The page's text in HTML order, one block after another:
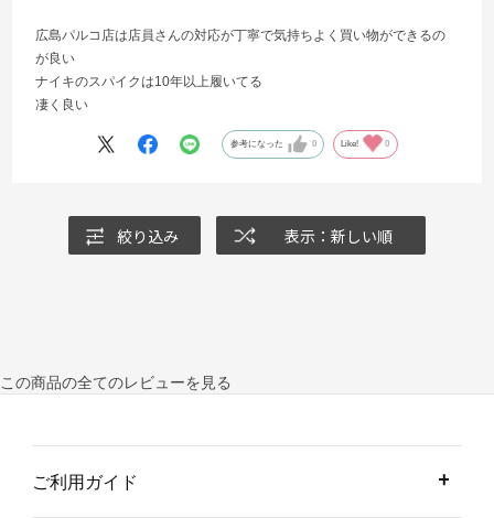
広島パルコ店は店員さんの対応が丁寧で気持ちよく買い物ができるの
が良い
ナイキのスパイクは10年以上履いてる
凄く良い
参考になった 0 Like! 0
絞り込み 表示：新しい順
この商品の全てのレビューを見る
ご利用ガイド